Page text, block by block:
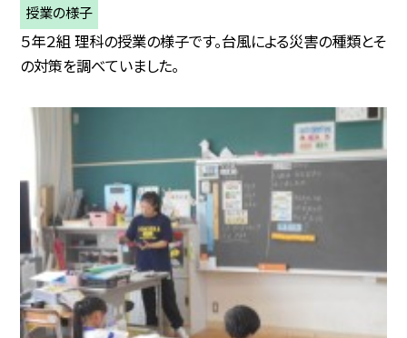
授業の様子
５年２組 理科の授業の様子です。台風による災害の種類とそ
の対策を調べていました。